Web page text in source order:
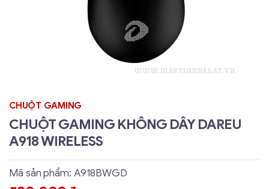
CHUỘT GAMING
CHUỘT GAMING KHÔNG DÂY DAREU
A918 WIRELESS
Mã sản phẩm: A918BWGD